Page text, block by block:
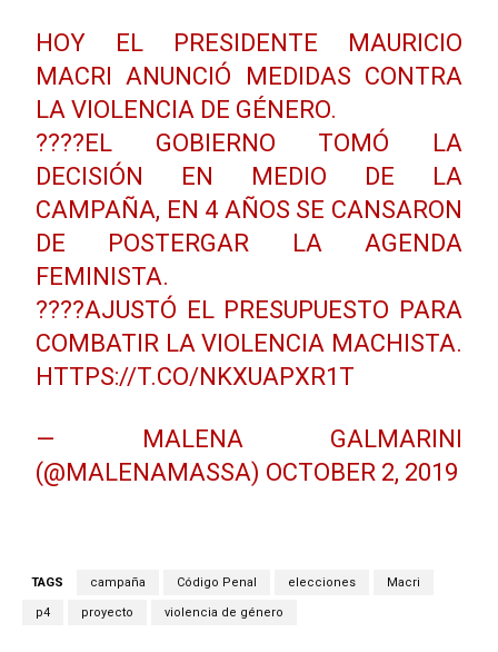
HOY EL PRESIDENTE MAURICIO
MACRI ANUNCIÓ MEDIDAS CONTRA
LA VIOLENCIA DE GÉNERO.
????EL GOBIERNO TOMÓ LA
DECISIÓN EN MEDIO DE LA
CAMPAÑA, EN 4 AÑOS SE CANSARON
DE POSTERGAR LA AGENDA
FEMINISTA.
????AJUSTÓ EL PRESUPUESTO PARA
COMBATIR LA VIOLENCIA MACHISTA.
HTTPS://T.CO/NKXUAPXR1T
— MALENA GALMARINI
(@MALENAMASSA) OCTOBER 2, 2019
TAGS campaña Código Penal elecciones Macri
p4 proyecto violencia de género